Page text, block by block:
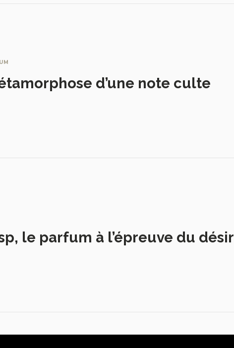
d’une note culte
le parfum à l’épreuve du désir